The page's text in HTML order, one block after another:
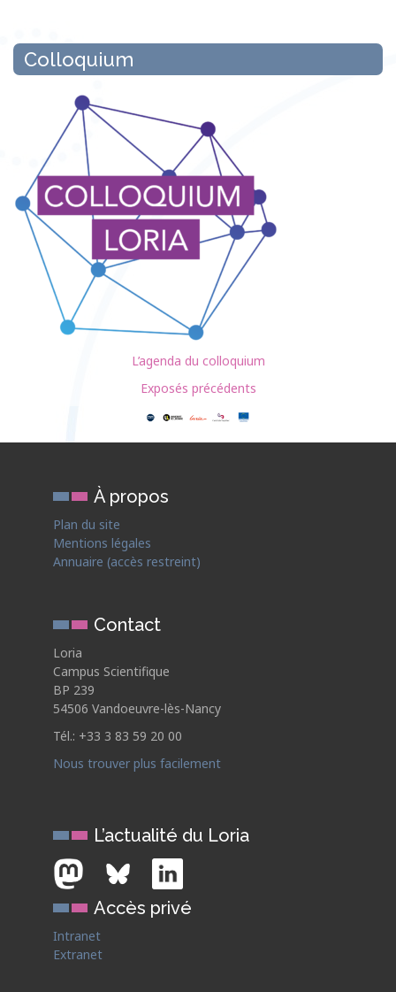
Colloquium
L’agenda du colloquium
Exposés précédents
À propos
Plan du site
Mentions légales
Annuaire (accès restreint)
Contact
Loria
Campus Scientifique
BP 239
54506 Vandoeuvre-lès-Nancy
Tél.: +33 3 83 59 20 00
Nous trouver plus facilement
L’actualité du Loria
Accès privé
Intranet
Extranet